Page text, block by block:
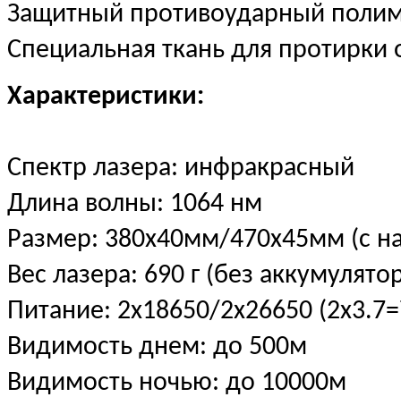
Защитный противоударный
Специальная ткань для протирки
Характеристики:
Спектр лазера: инфракрасный
Длина волны: 1064 нм
Размер: 380х40мм/470х45мм (с
Вес лазера: 690 г (без
Питание: 2х18650/2х26650
Видимость днем: до 500м
Видимость ночью: до 10000м